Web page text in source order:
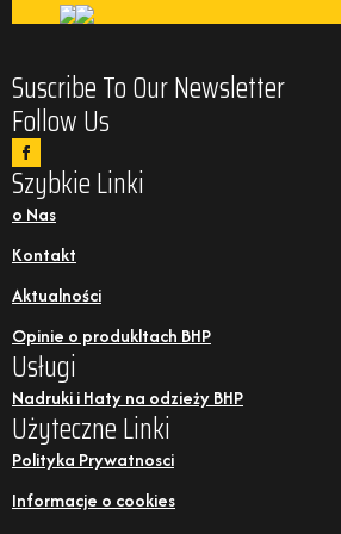
Suscribe To Our Newsletter
Follow Us
Szybkie Linki
o Nas
Kontakt
Aktualności
Opinie o produkltach BHP
Usługi
Nadruki i Haty na odzieży BHP
Użyteczne Linki
Polityka Prywatnosci
Informacje o cookies